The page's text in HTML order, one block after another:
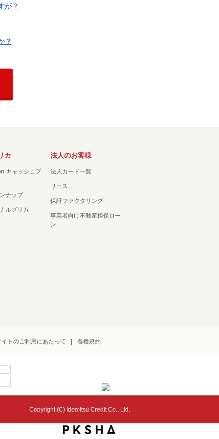
が？
？
カ
キャッシュプ
ナップ
ルプリカ
法人のお客様
法人カード一覧
リース
保証ファクタリング
事業者向け不動産担保ロー
ン
トのご利用にあたって 各種規約
Copyright (C) Idemitsu Credit Co., Ltd.